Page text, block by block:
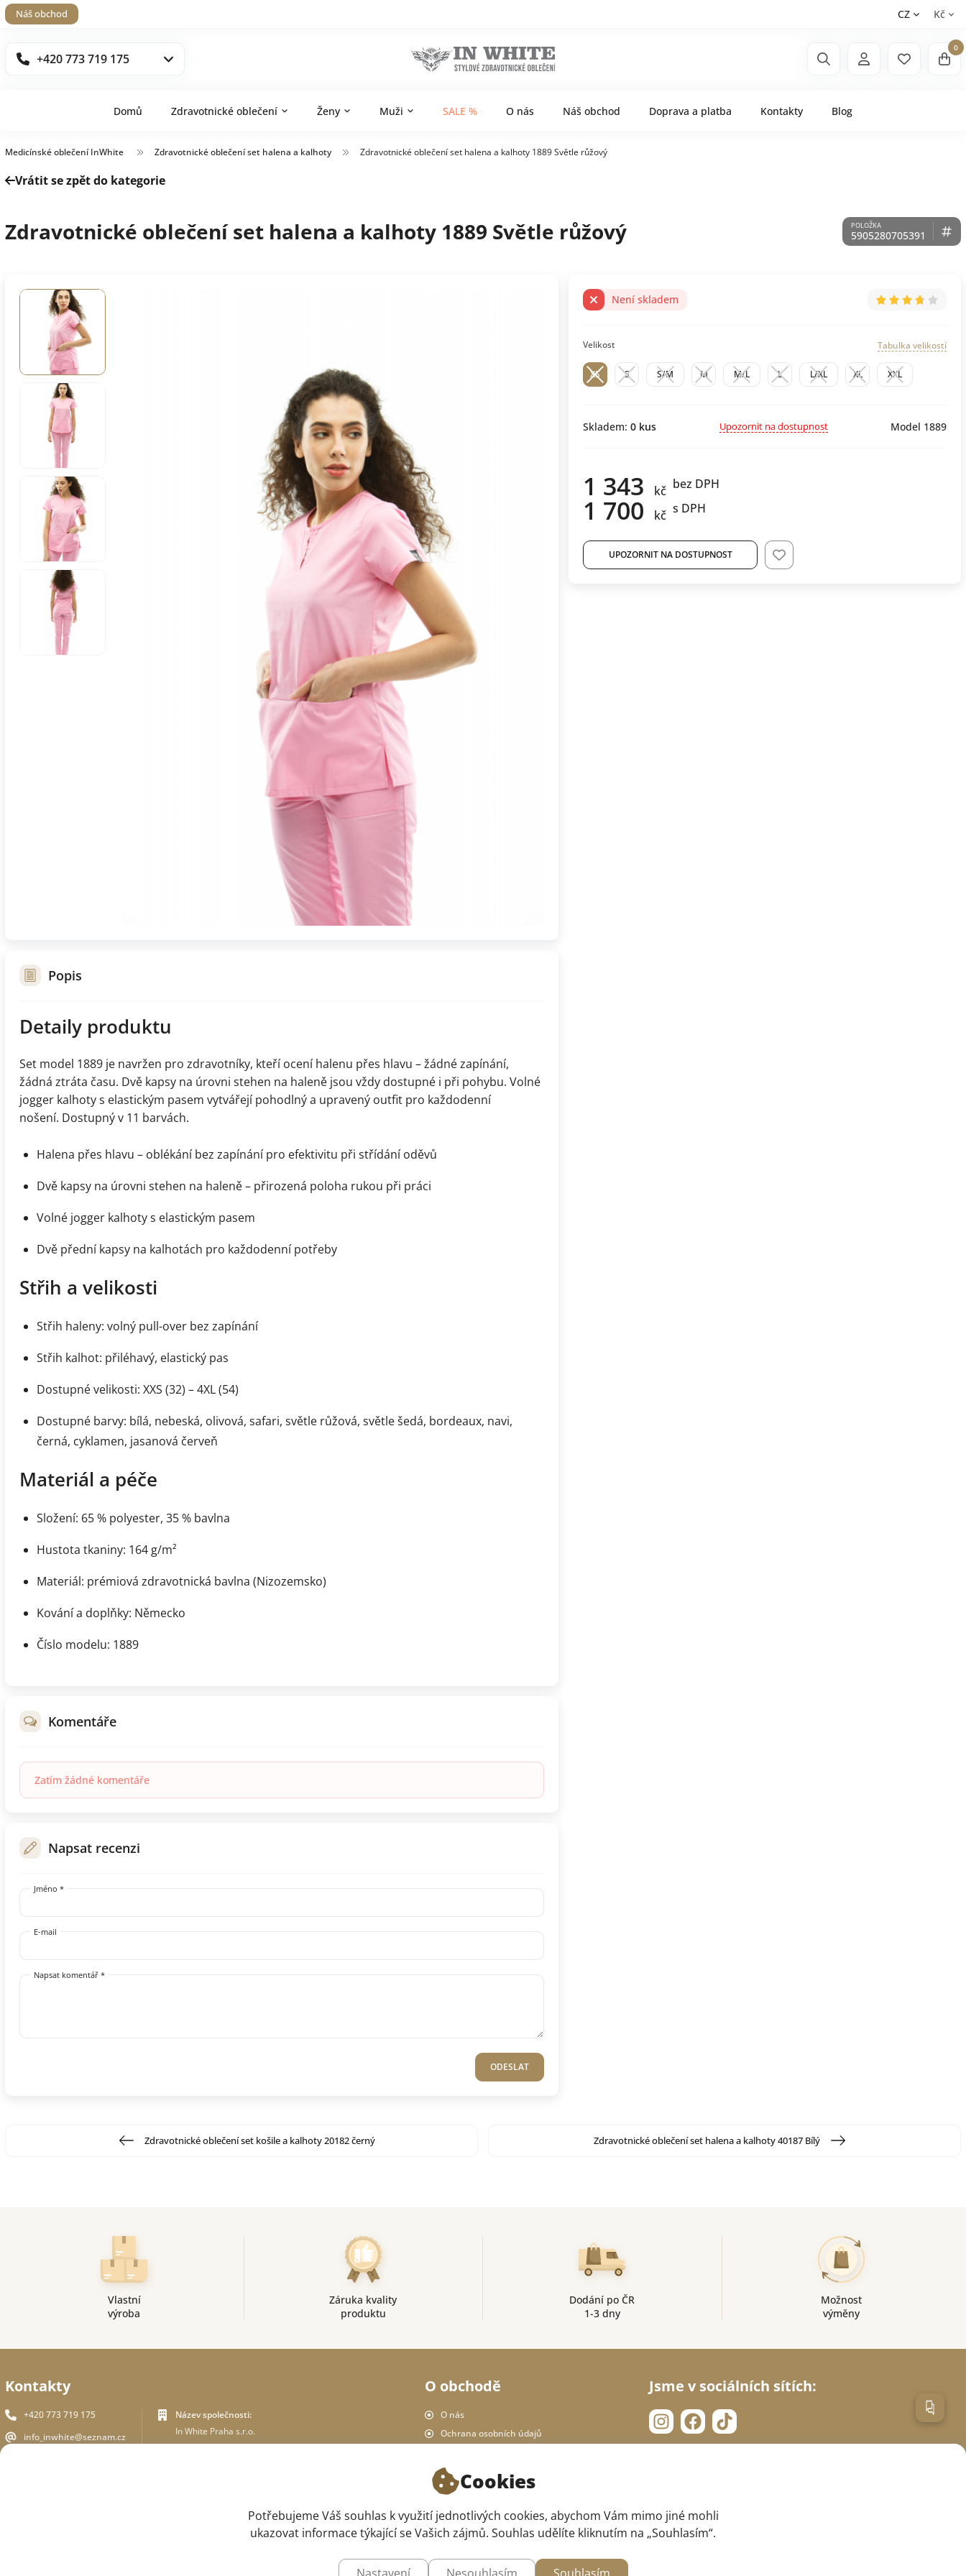
Náš obchod CZ Kč
+420 773 719 175
0
Domů Zdravotnické oblečení Ženy Muži SALE % O nás Náš obchod Doprava a platba Kontakty Blog
Medicínské oblečení InWhite Zdravotnické oblečení set halena a kalhoty Zdravotnické oblečení set halena a kalhoty 1889 Světle růžový
Vrátit se zpět do kategorie
Zdravotnické oblečení set halena a kalhoty 1889 Světle růžový 5905280705391
Není skladem
Velikost Tabulka velikostí
XS S S/M M M/L L L/XL XL XXL
Skladem: 0 kus Upozornit na dostupnost Model 1889
1 343 kč bez DPH
1 700 kč s DPH
UPOZORNIT NA DOSTUPNOST
Popis
Detaily produktu
Set model 1889 je navržen pro zdravotníky, kteří ocení halenu přes hlavu – žádné zapínání,
žádná ztráta času. Dvě kapsy na úrovni stehen na haleně jsou vždy dostupné i při pohybu. Volné
jogger kalhoty s elastickým pasem vytvářejí pohodlný a upravený outfit pro každodenní
nošení. Dostupný v 11 barvách.
Halena přes hlavu – oblékání bez zapínání pro efektivitu při střídání oděvů
Dvě kapsy na úrovni stehen na haleně – přirozená poloha rukou při práci
Volné jogger kalhoty s elastickým pasem
Dvě přední kapsy na kalhotách pro každodenní potřeby
Střih a velikosti
Střih haleny: volný pull-over bez zapínání
Střih kalhot: přiléhavý, elastický pas
Dostupné velikosti: XXS (32) – 4XL (54)
Dostupné barvy: bílá, nebeská, olivová, safari, světle růžová, světle šedá, bordeaux, navi,
černá, cyklamen, jasanová červeň
Materiál a péče
Složení: 65 % polyester, 35 % bavlna
Hustota tkaniny: 164 g/m²
Materiál: prémiová zdravotnická bavlna (Nizozemsko)
Kování a doplňky: Německo
Číslo modelu: 1889
Komentáře
Zatím žádné komentáře
Napsat recenzi
Jméno *
E-mail
Napsat komentář *
ODESLAT
Zdravotnické oblečení set košile a kalhoty 20182 černý Zdravotnické oblečení set halena a kalhoty 40187 Bílý
Vlastní
výroba
Záruka kvality
produktu
Dodání po ČR
1-3 dny
Možnost
výměny
Kontakty
+420 773 719 175
info_inwhite@seznam.cz
Název společnosti:
In White Praha s.r.o.
Adresa sídla:
O obchodě
O nás
Ochrana osobních údajů
Doručení a platba
Vrácení produktu
Náš obchod
Jsme v sociálních sítích:
Cookies
Potřebujeme Váš souhlas k využití jednotlivých cookies, abychom Vám mimo jiné mohli
ukazovat informace týkající se Vašich zájmů. Souhlas udělíte kliknutím na „Souhlasím“.